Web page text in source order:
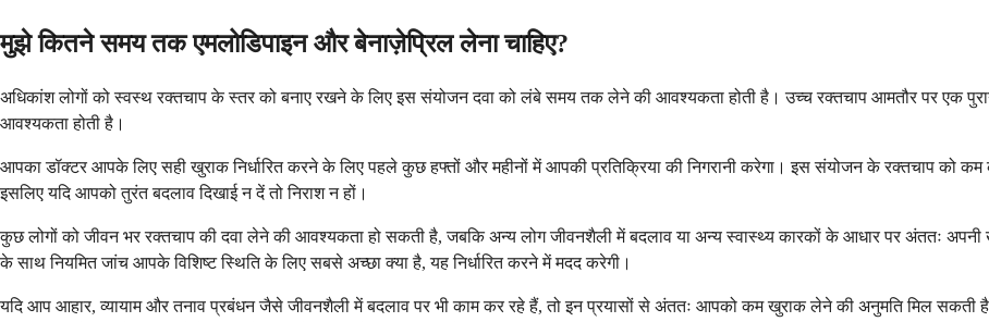
मुझे कितने समय तक एमलोडिपाइन और बेनाज़ेप्रिल लेना चाहिए?
अधिकांश लोगों को स्वस्थ रक्तचाप के स्तर को बनाए रखने के लिए इस संयोजन दवा को लंबे समय तक लेने की आवश्यकता होती है। उच्च रक्तचाप आमतौर पर एक
आवश्यकता होती है।
आपका डॉक्टर आपके लिए सही खुराक निर्धारित करने के लिए पहले कुछ हफ्तों और महीनों में आपकी प्रतिक्रिया की निगरानी करेगा। इस संयोजन के रक्तचाप को
इसलिए यदि आपको तुरंत बदलाव दिखाई न दें तो निराश न हों।
कुछ लोगों को जीवन भर रक्तचाप की दवा लेने की आवश्यकता हो सकती है, जबकि अन्य लोग जीवनशैली में बदलाव या अन्य स्वास्थ्य कारकों के आधार पर अंततः
के साथ नियमित जांच आपके विशिष्ट स्थिति के लिए सबसे अच्छा क्या है, यह निर्धारित करने में मदद करेगी।
यदि आप आहार, व्यायाम और तनाव प्रबंधन जैसे जीवनशैली में बदलाव पर भी काम कर रहे हैं, तो इन प्रयासों से अंततः आपको कम खुराक लेने की अनुमति मिल सकती